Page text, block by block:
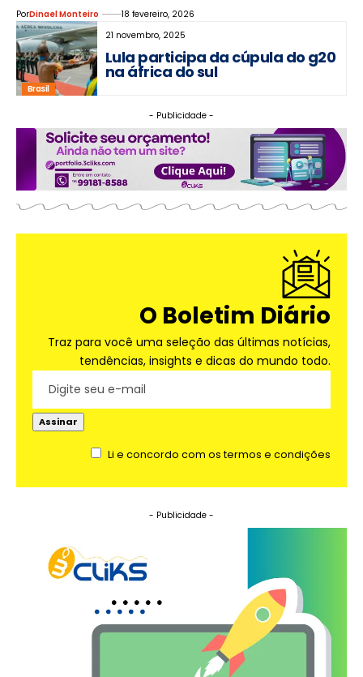
PorDinael Monteiro
18 fevereiro, 2026
21 novembro, 2025
Lula participa da cúpula do g20
na áfrica do sul
Brasil
- Publicidade -
O Boletim Diário
Traz para você uma seleção das últimas notícias,
tendências, insights e dicas do mundo todo.
Li e concordo com os termos e condições
- Publicidade -